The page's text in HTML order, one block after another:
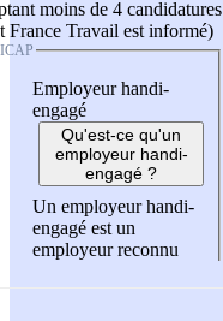
moins de 4 candidatures
France Travail est informé)
Employeur handi-
engagé
Qu'est-ce qu'un
employeur handi-
engagé ?
Un employeur handi-
engagé est un
employeur reconnu